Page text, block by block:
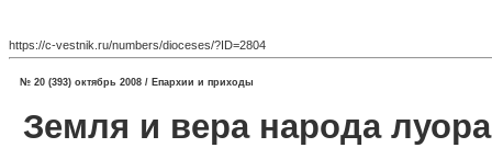
https://c-vestnik.ru/numbers/dioceses/?ID=2804
№ 20 (393) октябрь 2008 / Епархии и приходы
Земля и вера народа